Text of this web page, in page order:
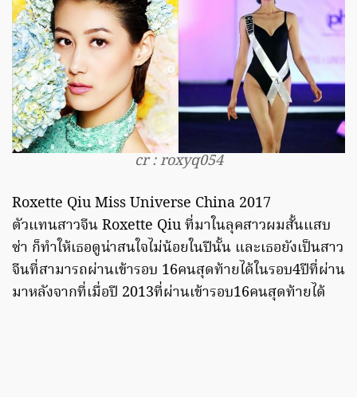
cr : roxyq054
Roxette Qiu Miss Universe China 2017
ตัวแทนสาวจีน Roxette Qiu ที่มาในลุคสาวผมสั้นแสบ
ซ่า ก็ทำให้เธอดูน่าสนใจไม่น้อยในปีนั้น และเธอยังเป็นสาว
จีนที่สามารถผ่านเข้ารอบ 16คนสุดท้ายได้ในรอบ4ปีที่ผ่าน
มาหลังจากที่เมื่อปี 2013ที่ผ่านเข้ารอบ16คนสุดท้ายได้